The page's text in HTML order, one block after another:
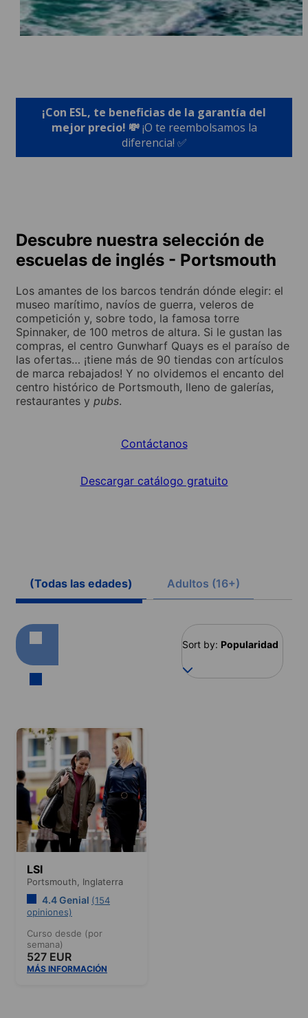
¡Con ESL, te beneficias de la garantía del
mejor precio! 💸¡O te reembolsamos la
diferencia! ✅
Descubre nuestra selección de
escuelas de inglés - Portsmouth
Los amantes de los barcos tendrán dónde elegir: el
museo marítimo, navíos de guerra, veleros de
competición y, sobre todo, la famosa torre
Spinnaker, de 100 metros de altura. Si le gustan las
compras, el centro Gunwharf Quays es el paraíso de
las ofertas… ¡tiene más de 90 tiendas con artículos
de marca rebajados! Y no olvidemos el encanto del
centro histórico de Portsmouth, lleno de galerías,
restaurantes y pubs.
Contáctanos
Descargar catálogo gratuito
(Todas las edades) Adultos (16+)
Sort by: Popularidad
LSI
Portsmouth, Inglaterra
4.4 Genial (154
opiniones)
Curso desde (por
semana)
527 EUR
MÁS INFORMACIÓN